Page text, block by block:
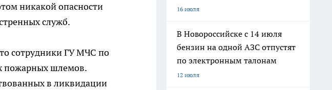
никакой опасности
служб.
сотрудники ГУ МЧС по
пожарных шлемов.
в ликвидации
16 июля
В Новороссийске с 14 июля
бензин на одной АЗС отпустят
по электронным талонам
12 июля